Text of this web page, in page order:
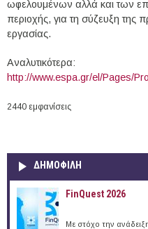
ωφελουμένων αλλά και των
περιοχής, για τη σύζευξη της
εργασίας.
Αναλυτικότερα:
http://www.espa.gr/el/Pages/
2440 εμφανίσεις
ΔΗΜΟΦΙΛΗ
FinQuest 2026
Με στόχο την